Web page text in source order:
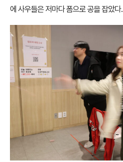
에 사우들은 저마다 폼으로 공을 잡았다.